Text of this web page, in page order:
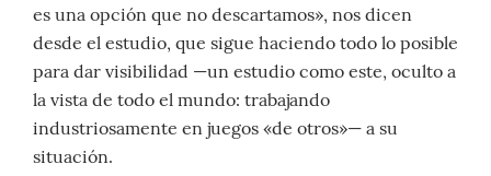
es una opción que no descartamos», nos dicen
desde el estudio, que sigue haciendo todo lo posible
para dar visibilidad —un estudio como este, oculto a
la vista de todo el mundo: trabajando
industriosamente en juegos «de otros»— a su
situación.